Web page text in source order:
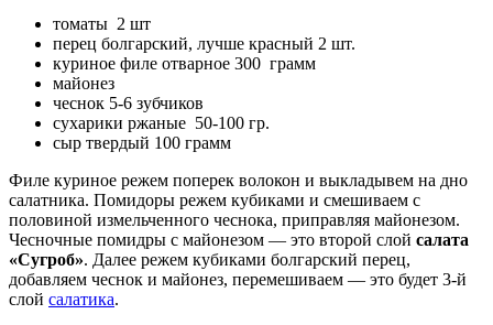
томаты 2 шт
перец болгарский, лучше красный 2 шт.
куриное филе отварное 300 грамм
майонез
чеснок 5-6 зубчиков
сухарики ржаные 50-100 гр.
сыр твердый 100 грамм
Филе куриное режем поперек волокон и выкладывем на дно
салатника. Помидоры режем кубиками и смешиваем с
половиной измельченного чеснока, приправляя майонезом.
Чесночные помидры с майонезом — это второй слой салата
«Сугроб». Далее режем кубиками болгарский перец,
добавляем чеснок и майонез, перемешиваем — это будет 3-й
слой салатика.